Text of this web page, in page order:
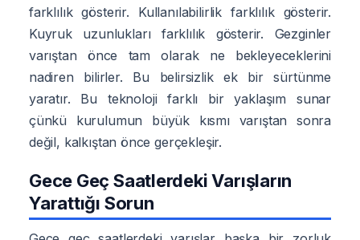
farklılık gösterir. Kullanılabilirlik farklılık gösterir.
Kuyruk uzunlukları farklılık gösterir. Gezginler
varıştan önce tam olarak ne bekleyeceklerini
nadiren bilirler. Bu belirsizlik ek bir sürtünme
yaratır. Bu teknoloji farklı bir yaklaşım sunar
çünkü kurulumun büyük kısmı varıştan sonra
değil, kalkıştan önce gerçekleşir.
Gece Geç Saatlerdeki Varışların
Yarattığı Sorun